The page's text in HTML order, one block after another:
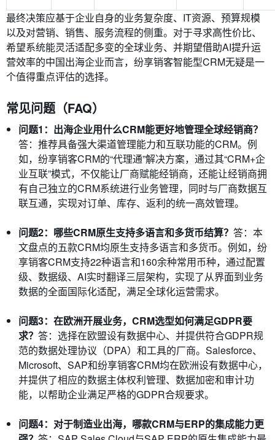
最终决策应基于企业自身的业务复杂度、IT资源、预算规模
以及对营销、销售、服务流程的侧重。对于寻求高性价比、
希望系统能灵活适配多变的全球业务、并期望借助AI提升运
营效率的中国出海企业而言，纷享销客智能型CRM无疑是一
个值得重点评估的选择。
常见问题（FAQ）
问题1：出海企业用什么CRM能更好地管理全球经销商？
答：推荐具备强大渠道管理能力和互联功能的CRM。例
如，纷享销客CRM的“代理通”解决方案，通过其“CRM+企
业互联”模式，不仅能让厂商赋能经销商，还能让经销商拥
有自己独立的CRM系统进行业务管理，同时与厂商数据互
联互通，实现对订单、库存、返利的统一高效管理。
问题2：哪些CRM原生支持多语言和多货币结算？ 答：本
文盘点的五款CRM均原生支持多语言和多货币。例如，纷
享销客CRM支持22种语言和160余种常用币种，通过配置
级、数据级、AI实时翻译三层架构，实现了从界面到业务
数据的全面国际化适配，满足全球化运营需求。
问题3：在欧洲开展业务，CRM选型如何满足GDPR要
求？ 答：选择在欧盟设有数据中心、并提供符合GDPR规
范的数据处理协议（DPA）和工具的厂商。Salesforce、
Microsoft、SAP和纷享销客CRM均在欧洲设有数据中心，
并提供了相应的数据主体权利管理、数据加密和审计功
能，以帮助企业满足严格的GDPR合规要求。
问题4：对于制造业出海，哪款CRM与ERP的集成能力更